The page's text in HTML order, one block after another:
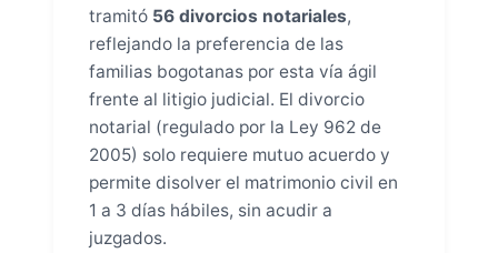
tramitó 56 divorcios notariales,
reflejando la preferencia de las
familias bogotanas por esta vía ágil
frente al litigio judicial. El divorcio
notarial (regulado por la Ley 962 de
2005) solo requiere mutuo acuerdo y
permite disolver el matrimonio civil en
1 a 3 días hábiles, sin acudir a
juzgados.